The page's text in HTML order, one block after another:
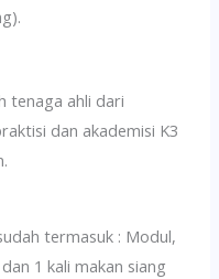
tenaga ahli dari
dan akademisi K3
termasuk : Modul,
1 kali makan siang